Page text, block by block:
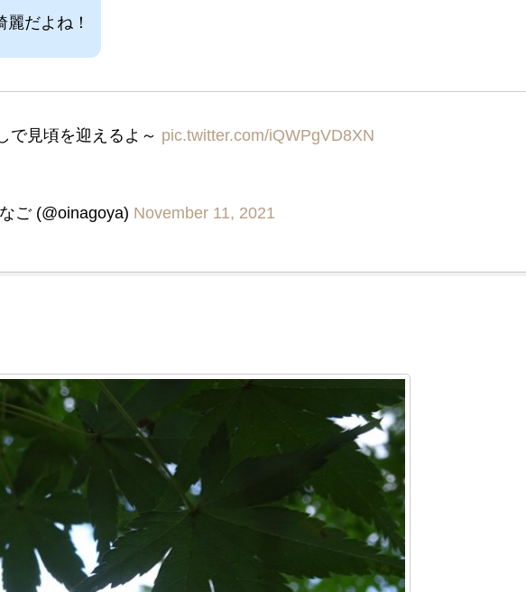
だよね！
で見頃を迎えるよ～ pic.twitter.com/iQWPgVD8XN
ご (@oinagoya) November 11, 2021